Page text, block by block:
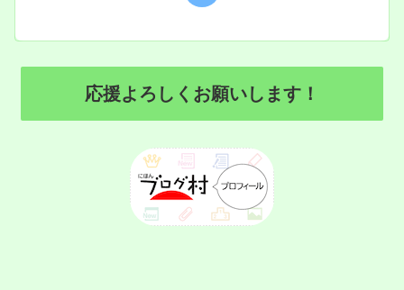
応援よろしくお願いします！